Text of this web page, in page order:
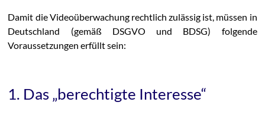
Damit die Videoüberwachung rechtlich zulässig ist, müssen in
Deutschland (gemäß DSGVO und BDSG) folgende
Voraussetzungen erfüllt sein:
1. Das „berechtigte Interesse“